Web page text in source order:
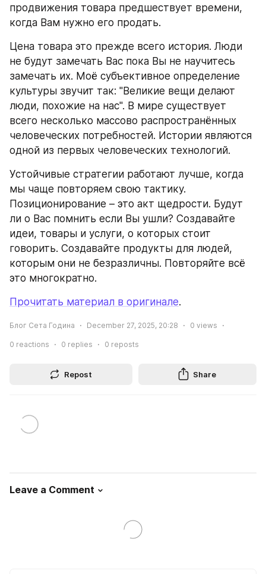
продвижения товара предшествует времени,
когда Вам нужно его продать.
Цена товара это прежде всего история. Люди
не будут замечать Вас пока Вы не научитесь
замечать их. Моё субъективное определение
культуры звучит так: "Великие вещи делают
люди, похожие на нас". В мире существует
всего несколько массово распространённых
человеческих потребностей. Истории являются
одной из первых человеческих технологий.
Устойчивые стратегии работают лучше, когда
мы чаще повторяем свою тактику.
Позиционирование – это акт щедрости. Будут
ли о Вас помнить если Вы ушли? Создавайте
идеи, товары и услуги, о которых стоит
говорить. Создавайте продукты для людей,
которым они не безразличны. Повторяйте всё
это многократно.
Прочитать материал в оригинале.
Блог Сета Година December 27, 2025, 20:28 0 views
0 reactions 0 replies 0 reposts
Repost Share
Leave a Comment